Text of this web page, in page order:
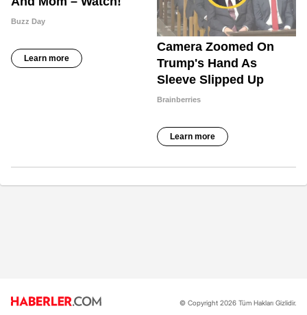
© Copyright 2026 Tüm Hakları Gizlidir.